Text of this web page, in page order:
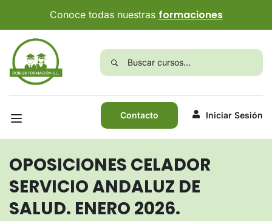
Conoce todas nuestras formaciones
Contacto Iniciar Sesión
OPOSICIONES CELADOR
SERVICIO ANDALUZ DE
SALUD. ENERO 2026.